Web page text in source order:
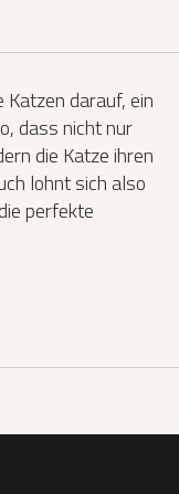
darauf, ein
dass nicht nur
die Katze ihren
lohnt sich also
perfekte